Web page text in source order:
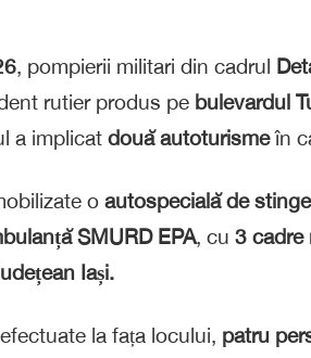
, pompierii militari din cadrul
rutier produs pe bulevardul
a implicat două autoturismeîn
o autospecială de
SMURD EPA, cu 3 cadre
Iași.
la fața locului, patru